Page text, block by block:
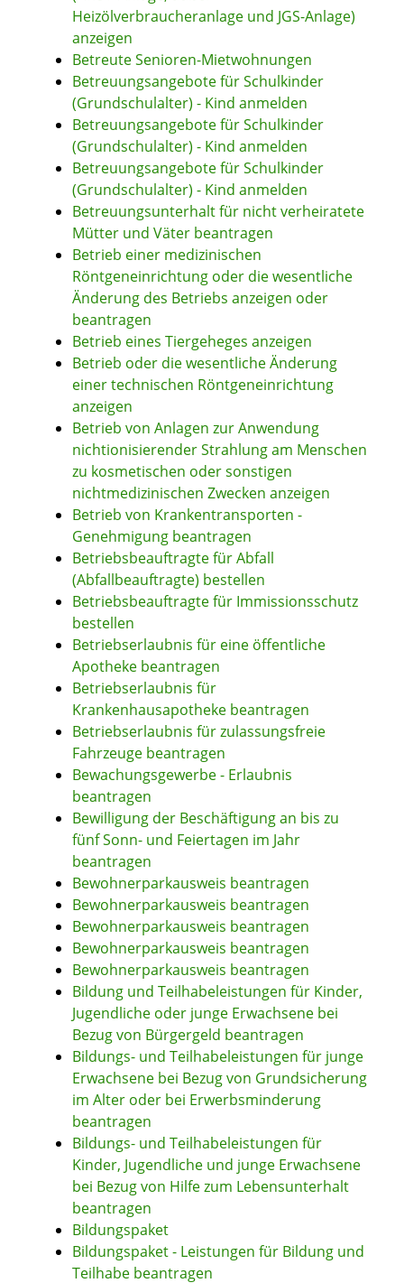
Heizölverbraucheranlage und JGS-Anlage)
anzeigen
Betreute Senioren-Mietwohnungen
Betreuungsangebote für Schulkinder
(Grundschulalter) - Kind anmelden
Betreuungsangebote für Schulkinder
(Grundschulalter) - Kind anmelden
Betreuungsangebote für Schulkinder
(Grundschulalter) - Kind anmelden
Betreuungsunterhalt für nicht verheiratete
Mütter und Väter beantragen
Betrieb einer medizinischen
Röntgeneinrichtung oder die wesentliche
Änderung des Betriebs anzeigen oder
beantragen
Betrieb eines Tiergeheges anzeigen
Betrieb oder die wesentliche Änderung
einer technischen Röntgeneinrichtung
anzeigen
Betrieb von Anlagen zur Anwendung
nichtionisierender Strahlung am Menschen
zu kosmetischen oder sonstigen
nichtmedizinischen Zwecken anzeigen
Betrieb von Krankentransporten -
Genehmigung beantragen
Betriebsbeauftragte für Abfall
(Abfallbeauftragte) bestellen
Betriebsbeauftragte für Immissionsschutz
bestellen
Betriebserlaubnis für eine öffentliche
Apotheke beantragen
Betriebserlaubnis für
Krankenhausapotheke beantragen
Betriebserlaubnis für zulassungsfreie
Fahrzeuge beantragen
Bewachungsgewerbe - Erlaubnis
beantragen
Bewilligung der Beschäftigung an bis zu
fünf Sonn- und Feiertagen im Jahr
beantragen
Bewohnerparkausweis beantragen
Bewohnerparkausweis beantragen
Bewohnerparkausweis beantragen
Bewohnerparkausweis beantragen
Bewohnerparkausweis beantragen
Bildung und Teilhabeleistungen für Kinder,
Jugendliche oder junge Erwachsene bei
Bezug von Bürgergeld beantragen
Bildungs- und Teilhabeleistungen für junge
Erwachsene bei Bezug von Grundsicherung
im Alter oder bei Erwerbsminderung
beantragen
Bildungs- und Teilhabeleistungen für
Kinder, Jugendliche und junge Erwachsene
bei Bezug von Hilfe zum Lebensunterhalt
beantragen
Bildungspaket
Bildungspaket - Leistungen für Bildung und
Teilhabe beantragen